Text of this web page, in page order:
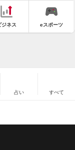
ジネス eスポーツ
占い すべて